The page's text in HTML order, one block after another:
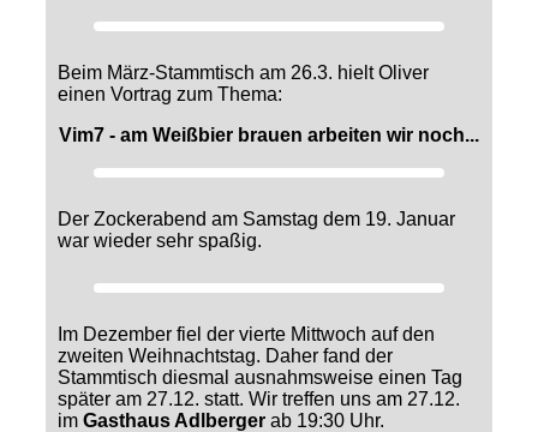
Beim März-Stammtisch am 26.3. hielt Oliver
einen Vortrag zum Thema:
Vim7 - am Weißbier brauen arbeiten wir noch...
Der Zockerabend am Samstag dem 19. Januar
war wieder sehr spaßig.
Im Dezember fiel der vierte Mittwoch auf den
zweiten Weihnachtstag. Daher fand der
Stammtisch diesmal ausnahmsweise einen Tag
später am 27.12. statt. Wir treffen uns am 27.12.
im Gasthaus Adlberger ab 19:30 Uhr.